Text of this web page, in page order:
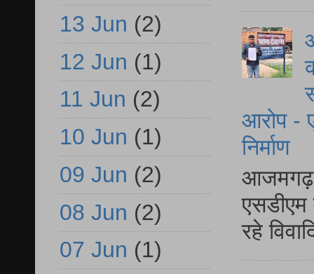
आरोप -
निर्माण
आजमगढ़
एसडीएम
रहे
13 Jun (2)
12 Jun (1)
11 Jun (2)
10 Jun (1)
09 Jun (2)
08 Jun (2)
07 Jun (1)